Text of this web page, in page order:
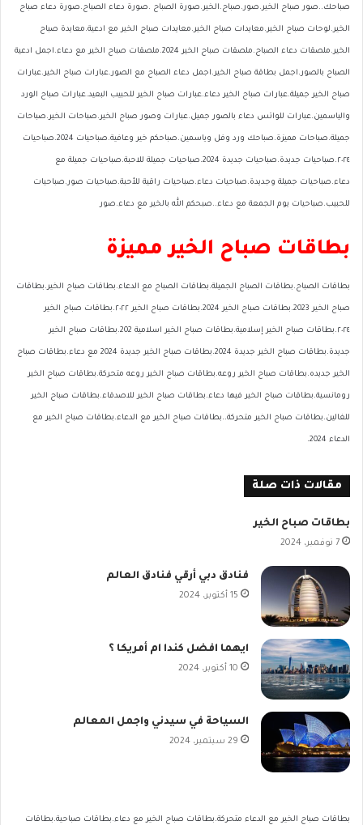
صباحك..صور صباح الخير.صور.صباح.الخير.صورة الصباح .صورة دعاء الصباح.صورة دعاء صباح
الخير.لوحات صباح الخير.معايدات صباح الخير.معايدات صباح الخير مع ادعية.معايدة صباح
الخير.ملصقات دعاء الصباح.ملصقات صباح الخير 2024.ملصقات صباح الخير مع دعاء.اجمل ادعية
الصباح بالصور.اجمل بطاقة صباح الخير.اجمل دعاء الصباح مع الصور.عبارات صباح الخير.عبارات
صباح الخير جميلة.عبارات صباح الخير دعاء.عبارات صباح الخير للحبيب البعيد.عبارات صباح الورد
والياسمين.عبارات للواتس دعاء بالصور جميل.عبارات وصور صباح الخير.صباحات الخير.صباحات
جميلة.صباحات مميزة.صباحك ورد وفل وياسمين.صباحكم خير وعافية.صباحيات 2024.صباحيات
٢٠٢٤.صباحيات جديدة.صباحيات جديدة 2024.صباحيات جميلة للاحبة.صباحيات جميلة مع
دعاء.صباحيات جميلة وجديدة.صباحيات دعاء.صباحيات راقية للأحبة.صباحيات صور.صباحيات
للحبيب.صباحيات يوم الجمعة مع دعاء..صبحكم الله بالخير مع دعاء.صور
بطاقات صباح الخير مميزة
بطاقات الصباح.بطاقات الصباح الجميلة.بطاقات الصباح مع الدعاء.بطاقات صباح الخير.بطاقات
صباح الخير 2023.بطاقات صباح الخير 2024.بطاقات صباح الخير ٢٠٢٢.بطاقات صباح الخير
٢٠٢٤.بطاقات صباح الخير إسلامية.بطاقات صباح الخير اسلامية 202.بطاقات صباح الخير
جديدة.بطاقات صباح الخير جديدة 2024.بطاقات صباح الخير جديدة 2024 مع دعاء.بطاقات صباح
الخير جديده.بطاقات صباح الخير روعه.بطاقات صباح الخير روعه متحركة.بطاقات صباح الخير
رومانسية.بطاقات صباح الخير فيها دعاء.بطاقات صباح الخير للاصدقاء.بطاقات صباح الخير
للغالين.بطاقات صباح الخير متحركة..بطاقات صباح الخير مع الدعاء.بطاقات صباح الخير مع
الدعاء 2024.
مقالات ذات صلة
بطاقات صباح الخير
7 نوفمبر، 2024
فنادق دبي أرقي فنادق العالم
15 أكتوبر، 2024
ايهما افضل كندا ام أمريكا ؟
10 أكتوبر، 2024
السياحة في سيدني واجمل المعالم
29 سبتمبر، 2024
بطاقات صباح الخير مع الدعاء متحركة.بطاقات صباح الخير مع دعاء.بطاقات صباحية.بطاقات